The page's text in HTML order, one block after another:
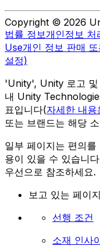
Copyright © 2026
법률 정보개인정보 처
Use개인 정보 판매
설정)
'Unity', Unity 로고 및
내 Unity
표입니다(자세한 내
또는 브랜드는 해당
일부 페이지는 편의
용이 있을 수 있습니
우선으로 참조하세요.
보고 있는 페이지
선행 조건
소재 인사